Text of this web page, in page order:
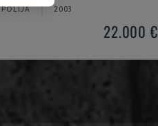
POLIJA 2003
22.000 €